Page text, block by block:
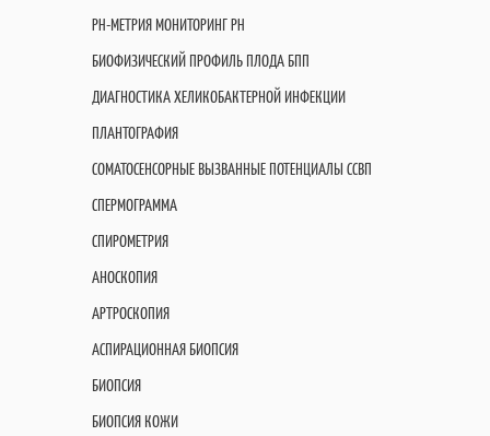
PH-МЕТРИЯ МОНИТОРИНГ PH
БИОФИЗИЧЕСКИЙ ПРОФИЛЬ ПЛОДА БПП
ДИАГНОСТИКА ХЕЛИКОБАКТЕРНОЙ ИНФЕКЦИИ
ПЛАНТОГРАФИЯ
СОМАТОСЕНСОРНЫЕ ВЫЗВАННЫЕ ПОТЕНЦИАЛЫ ССВП
СПЕРМОГРАММА
СПИРОМЕТРИЯ
АНОСКОПИЯ
АРТРОСКОПИЯ
АСПИРАЦИОННАЯ БИОПСИЯ
БИОПСИЯ
БИОПСИЯ КОЖИ